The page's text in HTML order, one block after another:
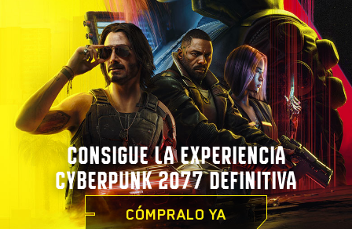
CONSIGUE LA EXPERIENCIA
CYBERPUNK 2077 DEFINITIVA
CÓMPRALO YA